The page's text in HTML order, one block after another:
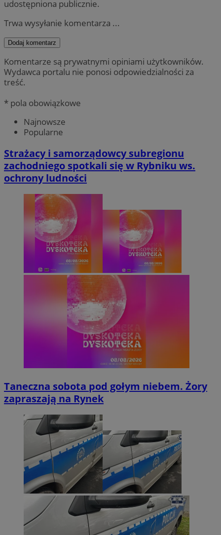
udostępniona publicznie.
Trwa wysyłanie komentarza ...
Dodaj komentarz
Komentarze są prywatnymi opiniami użytkowników.
Wydawca portalu nie ponosi odpowiedzialności za
treść.
* pola obowiązkowe
Najnowsze
Popularne
Strażacy i samorządowcy subregionu
zachodniego spotkali się w Rybniku ws.
ochrony ludności
Taneczna sobota pod gołym niebem. Żory
zapraszają na Rynek